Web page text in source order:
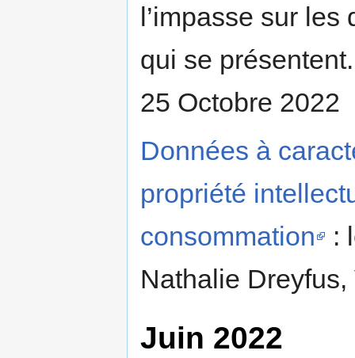
l’impasse sur
qui se
25 Octobre 2022
Données à
propriété
consommation
:
Nathalie
Juin 2022